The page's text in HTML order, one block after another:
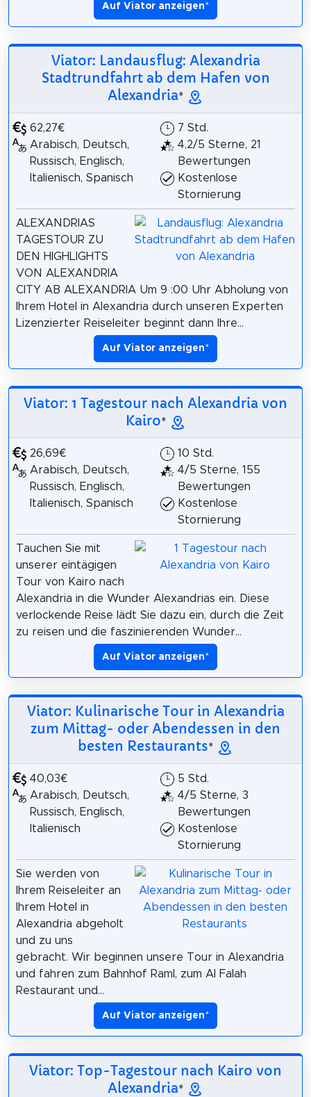
Auf Viator anzeigen*
Viator: Landausflug: Alexandria
Stadtrundfahrt ab dem Hafen von
Alexandria*
62,27€
Arabisch, Deutsch,
Russisch, Englisch,
Italienisch, Spanisch
7 Std.
4,2/5 Sterne, 21
Bewertungen
Kostenlose
Stornierung
ALEXANDRIAS
TAGESTOUR ZU
DEN HIGHLIGHTS
VON ALEXANDRIA
CITY AB ALEXANDRIA Um 9 :00 Uhr Abholung von
Ihrem Hotel in Alexandria durch unseren Experten
Lizenzierter Reiseleiter beginnt dann Ihre...
Auf Viator anzeigen*
Viator: 1 Tagestour nach Alexandria von
Kairo*
26,69€
Arabisch, Deutsch,
Russisch, Englisch,
Italienisch, Spanisch
10 Std.
4/5 Sterne, 155
Bewertungen
Kostenlose
Stornierung
Tauchen Sie mit
unserer eintägigen
Tour von Kairo nach
Alexandria in die Wunder Alexandrias ein. Diese
verlockende Reise lädt Sie dazu ein, durch die Zeit
zu reisen und die faszinierenden Wunder...
Auf Viator anzeigen*
Viator: Kulinarische Tour in Alexandria
zum Mittag- oder Abendessen in den
besten Restaurants*
40,03€
Arabisch, Deutsch,
Russisch, Englisch,
Italienisch
5 Std.
4/5 Sterne, 3
Bewertungen
Kostenlose
Stornierung
Sie werden von
Ihrem Reiseleiter an
Ihrem Hotel in
Alexandria abgeholt
und zu uns
gebracht. Wir beginnen unsere Tour in Alexandria
und fahren zum Bahnhof Raml, zum Al Falah
Restaurant und...
Auf Viator anzeigen*
Viator: Top-Tagestour nach Kairo von
Alexandria*